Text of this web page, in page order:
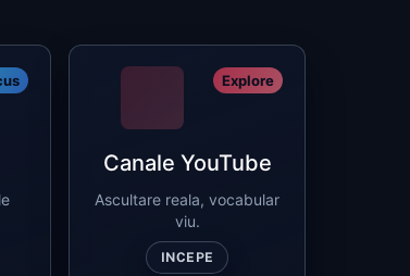
Explore
Canale YouTube
Ascultare reala, vocabular
viu.
INCEPE